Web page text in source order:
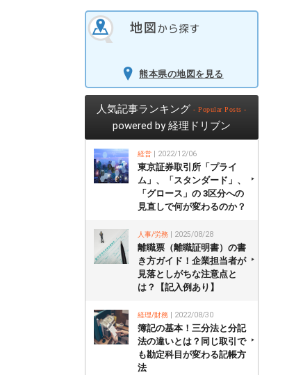
熊本県の地図を見る
人気記事ランキング- Popular Posts -
powered by 経理ドリブン
経営 | 2022/12/06
東京証券取引所「プライ
ム」、「スタンダード」、
「グロース」の 3区分への
見直しで何が変わるのか？
人事/労務 | 2025/08/28
離職票（離職証明書）の書
き方ガイド！企業担当者が
見落としがちな注意点と
は？【記入例あり】
経理/財務 | 2022/08/30
簿記の基本！三分法と分記
法の違いとは？同じ取引で
も勘定科目が変わる記帳方
法